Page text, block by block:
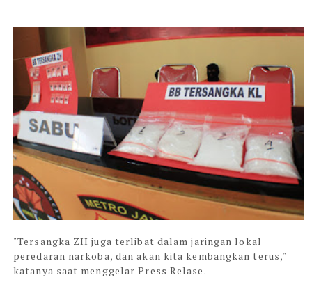
"Tersangka ZH juga terlibat dalam jaringan lokal
peredaran narkoba, dan akan kita kembangkan terus,"
katanya saat menggelar Press Relase.